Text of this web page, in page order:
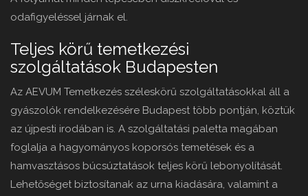
odafigyeléssel járnak el.
Teljes körű temetkezési
szolgáltatások Budapesten
Az AEVUM Temetkezés széleskörű szolgáltatásokkal áll a
gyászolók rendelkezésére Budapest több pontján, köztük
az újpesti irodában is. A szolgáltatási paletta magában
foglalja a hagyományos koporsós temetések és a
hamvasztásos búcsúztatások teljes körű lebonyolítását.
Lehetőséget biztosítanak az urna kiadására, valamint a